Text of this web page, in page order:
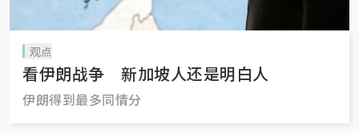
观点
看伊朗战争 新加坡人还是明白人
伊朗得到最多同情分